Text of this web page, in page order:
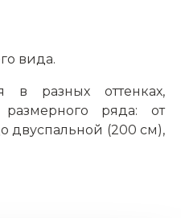
вида.
в разных оттенках,
размерного ряда: от
двуспальной (200 см),